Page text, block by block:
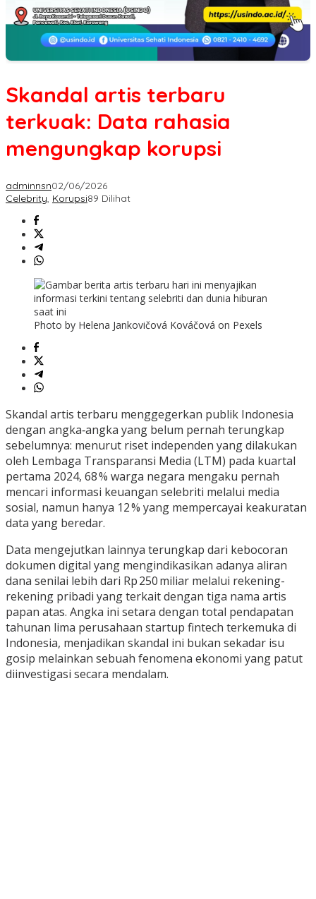
Skandal artis terbaru
terkuak: Data rahasia
mengungkap korupsi
adminnsn02/06/2026
Celebrity, Korupsi89 Dilihat
Photo by Helena Jankovičová Kováčová on Pexels
Skandal artis terbaru menggegerkan publik Indonesia
dengan angka‑angka yang belum pernah terungkap
sebelumnya: menurut riset independen yang dilakukan
oleh Lembaga Transparansi Media (LTM) pada kuartal
pertama 2024, 68 % warga negara mengaku pernah
mencari informasi keuangan selebriti melalui media
sosial, namun hanya 12 % yang mempercayai keakuratan
data yang beredar.
Data mengejutkan lainnya terungkap dari kebocoran
dokumen digital yang mengindikasikan adanya aliran
dana senilai lebih dari Rp 250 miliar melalui rekening-
rekening pribadi yang terkait dengan tiga nama artis
papan atas. Angka ini setara dengan total pendapatan
tahunan lima perusahaan startup fintech terkemuka di
Indonesia, menjadikan skandal ini bukan sekadar isu
gosip melainkan sebuah fenomena ekonomi yang patut
diinvestigasi secara mendalam.